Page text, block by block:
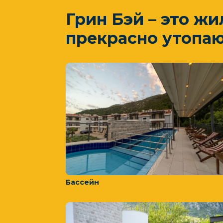
Грин Бэй – это
прекрасно
Бассейн